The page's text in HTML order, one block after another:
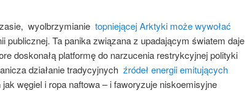
wyolbrzymianie topniejącej Arktyki może wywołać
publicznej. Ta panika związana z upadającym światem daje
doskonałą platformę do narzucenia restrykcyjnej polityki
działanie tradycyjnych źródeł energii emitujących
jak węgiel i ropa naftowa – i faworyzuje niskoemisyjne